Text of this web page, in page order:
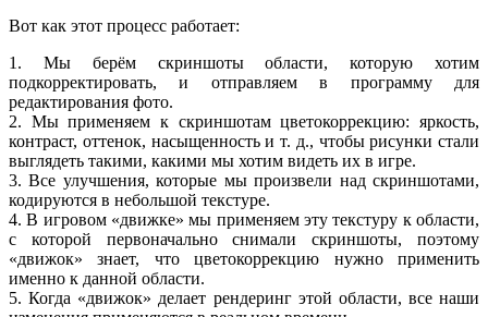
Вот как этот процесс работает:
1. Мы берёмскриншоты области, которую хотим
подкорректировать,и отправляем в программудля
редактирования фото.
2. Мы применяем к скриншотамцветокоррекцию: яркость,
контраст, оттенок, насыщенностьи т. д., чтобы рисунки стали
выглядеть такими, какими мы хотим видеть их в игре.
3.Все улучшения, которые мы произвели над скриншотами,
кодируются в небольшой текстуре.
4.В игровом«движке»мы применяемэту текстуру к области,
с которой первоначально снимали скриншоты, поэтому
«движок» знает, что цветокоррекцию нужно применить
именно к данной области.
5. Когда «движок» делает рендеринг этой области, все наши